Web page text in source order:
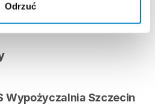
Odrzuć
Wypożyczalnia Szczecin